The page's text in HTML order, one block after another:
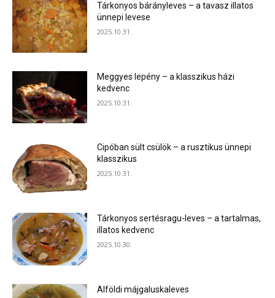
Tárkonyos bárányleves – a tavasz illatos
ünnepi levese
2025.10.31.
Meggyes lepény – a klasszikus házi
kedvenc
2025.10.31.
Cipóban sült csülök – a rusztikus ünnepi
klasszikus
2025.10.31.
Tárkonyos sertésragu-leves – a tartalmas,
illatos kedvenc
2025.10.30.
Alföldi májgaluskaleves